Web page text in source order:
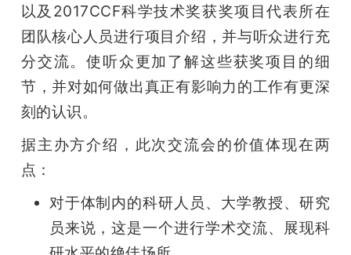
题
爱
以及2017CCF科学技术奖获奖项目代表所在
团队核心人员进行项目介绍，并与听众进行充
分交流。使听众更加了解这些获奖项目的细
节，并对如何做出真正有影响力的工作有更深
刻的认识。
据主办方介绍，此次交流会的价值体现在两
点：
对于体制内的科研人员、大学教授、研究
员来说，这是一个进行学术交流、展现科